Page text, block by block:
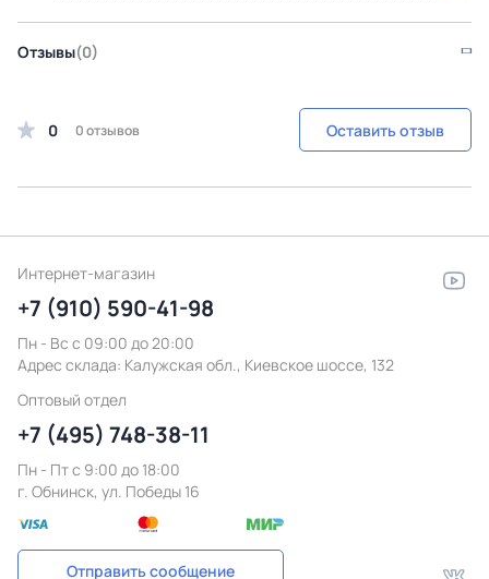
Отзывы(0)
0 0 отзывов Оставить отзыв
Интернет-магазин
+7 (910) 590-41-98
Пн - Вс с 09:00 до 20:00
Адрес склада: Калужская обл., Киевское шоссе, 132
Оптовый отдел
+7 (495) 748-38-11
Пн - Пт c 9:00 до 18:00
г. Обнинск, ул. Победы 16
Отправить сообщение